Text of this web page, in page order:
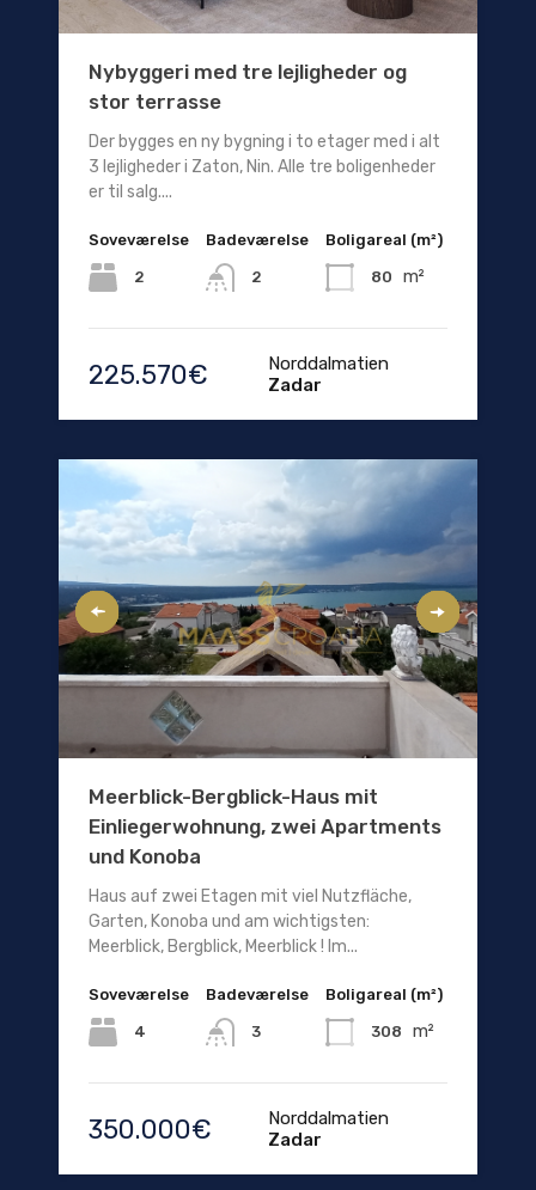
Nybyggeri med tre lejligheder og
stor terrasse
Der bygges en ny bygning i to etager med i alt
3 lejligheder i Zaton, Nin. Alle tre boligenheder
er til salg....
Soveværelse
2
Badeværelse
2
Boligareal (m²)
80 m²
225.570€
Norddalmatien
Zadar
Meerblick-Bergblick-Haus mit
Einliegerwohnung, zwei Apartments
und Konoba
Haus auf zwei Etagen mit viel Nutzfläche,
Garten, Konoba und am wichtigsten:
Meerblick, Bergblick, Meerblick ! Im...
Soveværelse
4
Badeværelse
3
Boligareal (m²)
308 m²
350.000€
Norddalmatien
Zadar